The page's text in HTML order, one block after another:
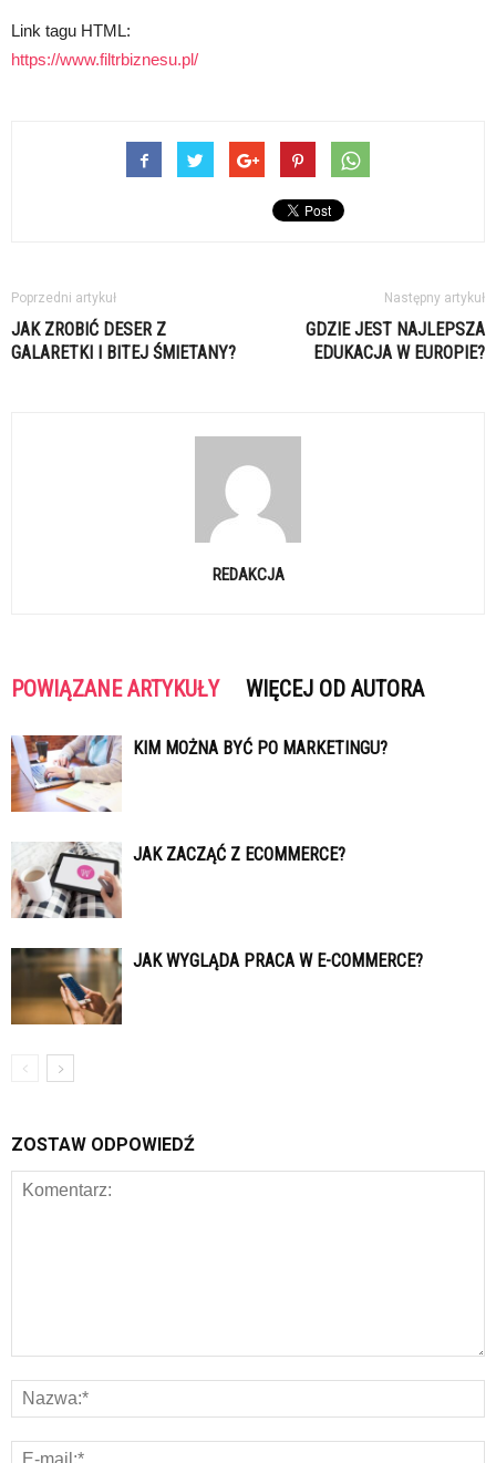
Link tagu HTML:
https://www.filtrbiznesu.pl/
Poprzedni artykuł
JAK ZROBIĆ DESER Z
GALARETKI I BITEJ ŚMIETANY?
Następny artykuł
GDZIE JEST NAJLEPSZA
EDUKACJA W EUROPIE?
REDAKCJA
POWIĄZANE ARTYKUŁY WIĘCEJ OD AUTORA
KIM MOŻNA BYĆ PO MARKETINGU?
JAK ZACZĄĆ Z ECOMMERCE?
JAK WYGLĄDA PRACA W E-COMMERCE?
ZOSTAW ODPOWIEDŹ